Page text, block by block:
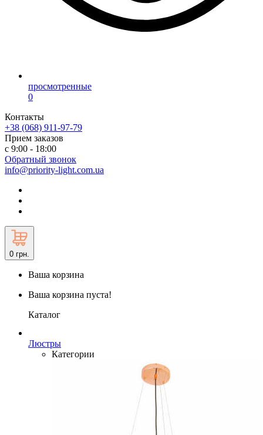
просмотренные
0
Контакты
+38 (068) 911-97-79
Прием заказов
с 9:00 - 18:00
Обратный звонок
info@priority-light.com.ua
0 грн.
Ваша корзина
Ваша корзина пуста!
Каталог
Люстры
Категории